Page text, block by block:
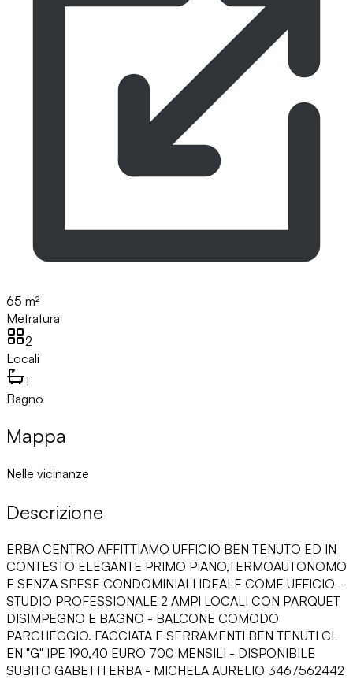
65 m²
Metratura
2
Locali
1
Bagno
Mappa
Nelle vicinanze
Descrizione
ERBA CENTRO AFFITTIAMO UFFICIO BEN TENUTO ED IN
CONTESTO ELEGANTE PRIMO PIANO,TERMOAUTONOMO
E SENZA SPESE CONDOMINIALI IDEALE COME UFFICIO -
STUDIO PROFESSIONALE 2 AMPI LOCALI CON PARQUET
DISIMPEGNO E BAGNO - BALCONE COMODO
PARCHEGGIO. FACCIATA E SERRAMENTI BEN TENUTI CL
EN "G" IPE 190,40 EURO 700 MENSILI - DISPONIBILE
SUBITO GABETTI ERBA - MICHELA AURELIO 3467562442